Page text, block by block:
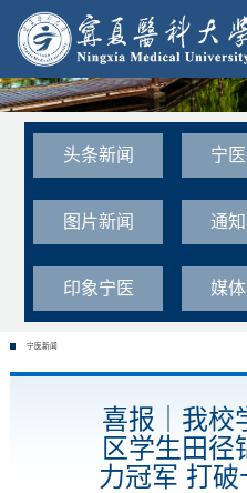
头条新闻 宁
图片新闻 通
印象宁医 媒
宁医新闻
喜报｜我校
区学生田径
力冠军 打